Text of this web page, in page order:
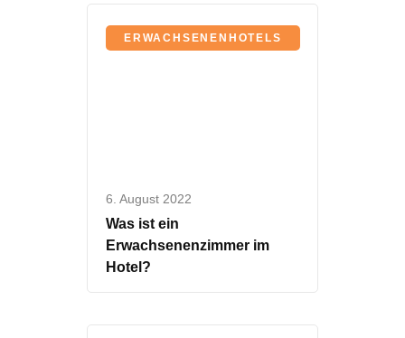
ERWACHSENENHOTELS
6. August 2022
Was ist ein
Erwachsenenzimmer im
Hotel?